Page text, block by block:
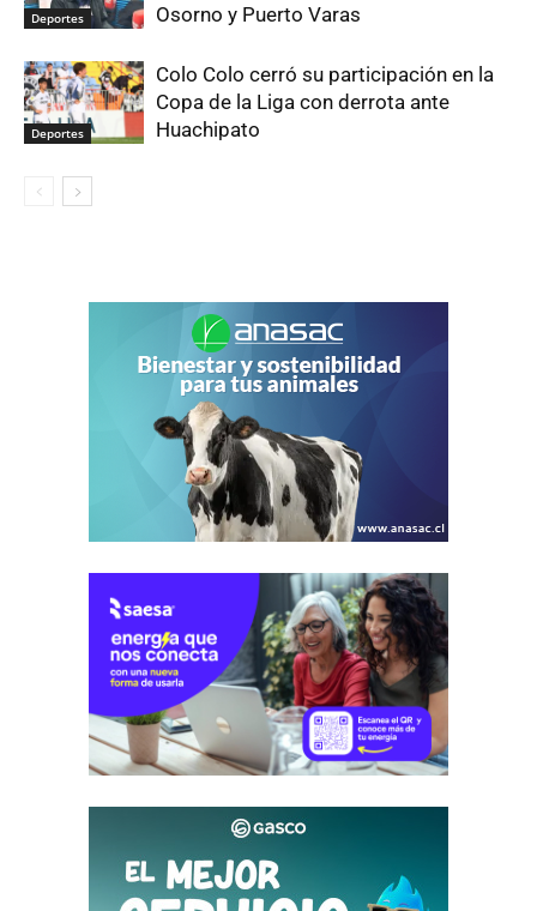
Deportes
Osorno y Puerto Varas
Deportes
Colo Colo cerró su participación en la
Copa de la Liga con derrota ante
Huachipato